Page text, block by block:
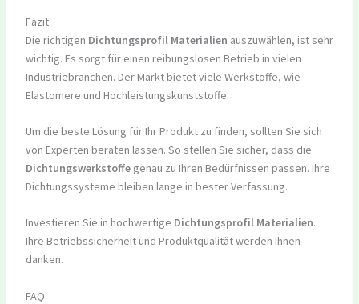
Fazit
Die richtigen Dichtungsprofil Materialien auszuwählen, ist sehr
wichtig. Es sorgt für einen reibungslosen Betrieb in vielen
Industriebranchen. Der Markt bietet viele Werkstoffe, wie
Elastomere und Hochleistungskunststoffe.
Um die beste Lösung für Ihr Produkt zu finden, sollten Sie sich
von Experten beraten lassen. So stellen Sie sicher, dass die
Dichtungswerkstoffegenau zu Ihren Bedürfnissen passen. Ihre
Dichtungssysteme bleiben lange in bester Verfassung.
Investieren Sie in hochwertige Dichtungsprofil Materialien.
Ihre Betriebssicherheit und Produktqualität werden Ihnen
danken.
FAQ